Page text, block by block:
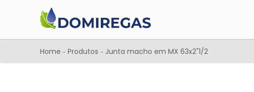
Home - Produtos - Junta macho em MX 63x2"1/2